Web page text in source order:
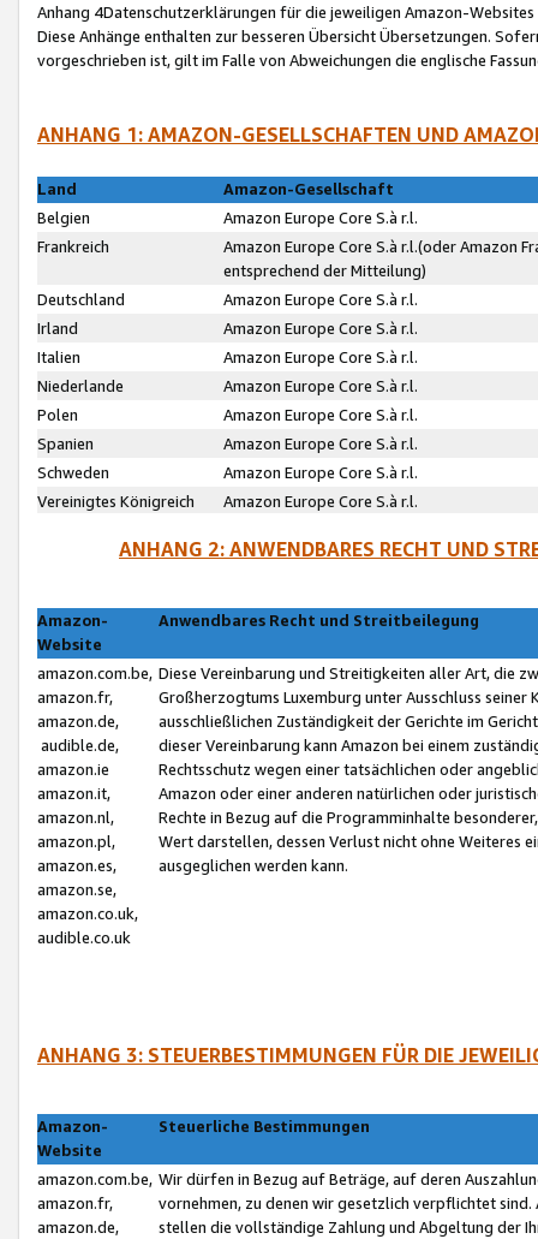
Anhang 4Datenschutzerklärungen für die jeweiligen Amazon-Websites
Diese Anhänge enthalten zur besseren Übersicht Übersetzungen.
vorgeschrieben ist, gilt im Falle von Abweichungen die englische
ANHANG 1: AMAZON-GESELLSCHAFTEN UND
Land
Amazon-Gesellschaft
Belgien
Amazon Europe Core S.à r.l.
Frankreich
Amazon Europe Core S.à r.l.(oder Amazon
entsprechend der Mitteilung)
Deutschland
Amazon Europe Core S.à r.l.
Irland
Amazon Europe Core S.à r.l.
Italien
Amazon Europe Core S.à r.l.
Niederlande
Amazon Europe Core S.à r.l.
Polen
Amazon Europe Core S.à r.l.
Spanien
Amazon Europe Core S.à r.l.
Schweden
Amazon Europe Core S.à r.l.
Vereinigtes Königreich
Amazon Europe Core S.à r.l.
ANHANG 2: ANWENDBARES RECHT UND
Amazon-
Website
Anwendbares Recht und Streitbeilegung
amazon.com.be,
amazon.fr,
amazon.de,
audible.de,
amazon.ie
amazon.it,
amazon.nl,
amazon.pl,
amazon.es,
amazon.se,
amazon.co.uk,
audible.co.uk
Diese Vereinbarung und Streitigkeiten aller Art, die
Großherzogtums Luxemburg unter Ausschluss
ausschließlichen Zuständigkeit der Gerichte im
dieser Vereinbarung kann Amazon bei einem
Rechtsschutz wegen einer tatsächlichen oder
Amazon oder einer anderen natürlichen oder
Rechte in Bezug auf die Programminhalte
Wert darstellen, dessen Verlust nicht ohne Weiteres
ausgeglichen werden kann.
ANHANG 3: STEUERBESTIMMUNGEN FÜR DIE
Amazon-
Website
Steuerliche Bestimmungen
amazon.com.be,
amazon.fr,
amazon.de,
Wir dürfen in Bezug auf Beträge, auf deren
vornehmen, zu denen wir gesetzlich verpflichtet
stellen die vollständige Zahlung und Abgeltung der